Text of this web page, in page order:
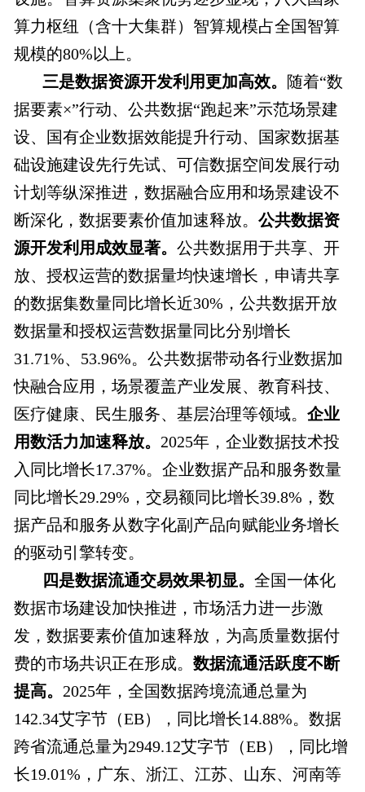
算力枢纽（含十大集群）智算规模占全国智算
规模的80%以上。
三是数据资源开发利用更加高效。 随着“数
据要素×”行动、公共数据“跑起来”示范场景建
设、国有企业数据效能提升行动、国家数据基
础设施建设先行先试、可信数据空间发展行动
计划等纵深推进，数据融合应用和场景建设不
断深化，数据要素价值加速释放。公共数据资
源开发利用成效显著。公共数据用于共享、开
放、授权运营的数据量均快速增长，申请共享
的数据集数量同比增长近30%，公共数据开放
数据量和授权运营数据量同比分别增长
31.71%、53.96%。公共数据带动各行业数据加
快融合应用，场景覆盖产业发展、教育科技、
医疗健康、民生服务、基层治理等领域。企业
用数活力加速释放。 2025年，企业数据技术投
入同比增长17.37%。企业数据产品和服务数量
同比增长29.29%，交易额同比增长39.8%，数
据产品和服务从数字化副产品向赋能业务增长
的驱动引擎转变。
四是数据流通交易效果初显。全国一体化
数据市场建设加快推进，市场活力进一步激
发，数据要素价值加速释放，为高质量数据付
费的市场共识正在形成。数据流通活跃度不断
提高。 2025年，全国数据跨境流通总量为
142.34艾字节（EB），同比增长14.88%。数据
跨省流通总量为2949.12艾字节（EB），同比增
长19.01%，广东、浙江、江苏、山东、河南等